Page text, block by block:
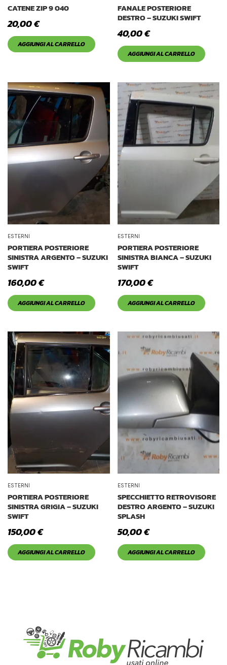
CATENE ZIP 9 040
20,00€
AGGIUNGI AL CARRELLO
FANALE POSTERIORE
DESTRO – SUZUKI SWIFT
40,00€
AGGIUNGI AL CARRELLO
ESTERNI
PORTIERA POSTERIORE
SINISTRA ARGENTO – SUZUKI
SWIFT
160,00€
AGGIUNGI AL CARRELLO
ESTERNI
PORTIERA POSTERIORE
SINISTRA BIANCA – SUZUKI
SWIFT
170,00€
AGGIUNGI AL CARRELLO
ESTERNI
PORTIERA POSTERIORE
SINISTRA GRIGIA – SUZUKI
SWIFT
150,00€
AGGIUNGI AL CARRELLO
ESTERNI
SPECCHIETTO RETROVISORE
DESTRO ARGENTO – SUZUKI
SPLASH
50,00€
AGGIUNGI AL CARRELLO